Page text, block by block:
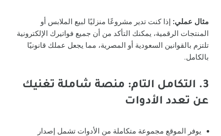
مثال عملي: إذا كنت تدير مشروعًا منزليًا لبيع الملابس أو
المنتجات الرقمية، يمكنك التأكد من أن جميع فواتيرك الإلكترونية
تلتزم بالقوانين السعودية أو المصرية، مما يجعل عملك قانونيًا
بالكامل.
3. التكامل التام: منصة شاملة تغنيك
عن تعدد الأدوات
يوفر الموقع مجموعة متكاملة من الأدوات تشمل إصدار